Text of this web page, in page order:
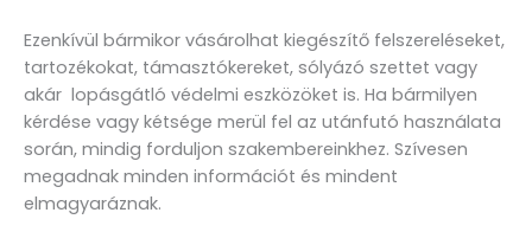
Ezenkívül bármikor vásárolhat kiegészítő felszereléseket,
tartozékokat, támasztókereket, sólyázó szettet vagy
akár lopásgátló védelmi eszközöket is. Ha bármilyen
kérdése vagy kétsége merül fel az utánfutó használata
során, mindig forduljon szakembereinkhez. Szívesen
megadnak minden információt és mindent
elmagyaráznak.